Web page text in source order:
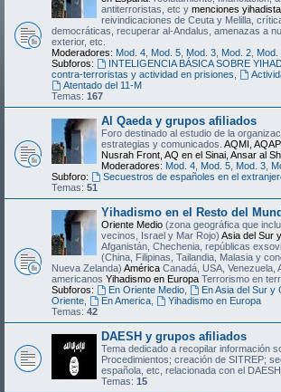
antiterroristas, etc y menciones
reivindicaciones de Ceuta y Melilla,
democráticas, recuperar al-Andalus, amenazas a
exterior, etc.
Moderadores: Mod. 4 Mod. 5 Mod. 3 Mod. 2 Mod.
Subforos:
INTELIGENCIA BÁSICA SOBRE
contra-terroristas y actividad en prisiones
Atentado del 11-M
Temas: 167
Al Qaeda y grupos afiliados
Foro destinado al estudio de la
estrategias y comunicados. AQMI,
Nusrah Front, AQ en el Sinai, Ansar al
Moderadores: Mod. 4 Mod. 5 Mod. 3
Subforo:
Secuestros de españoles en el
Temas: 51
Yihadismo en el Resto del
Oriente Medio (zona geográfica que
vecinos, Israel y Mar Rojo) Asia del Sur
Afganistán, Chechenia, repúblicas
(China, Filipinas, Tailandia, Malasia y
Nueva Zelanda) América Canadá, USA, Venezuela,
americanos Yihadismo en Europa Terrorismo en
Subforos:
En Oriente Medio, En Asia del Sur y
Oriente
En America,
Yihadismo en Europa
Temas: 42
DAESH y grupos afiliados
Tema dedicado a recopilar información
Procedimientos; creación de SITREP;
española, etc, relacionada con el DAESH
Temas: 15